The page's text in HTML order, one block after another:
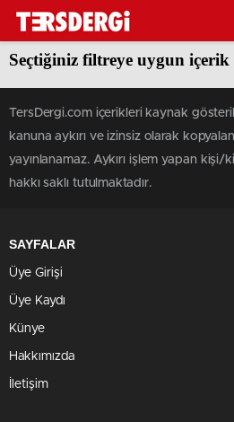
Seçtiğiniz filtreye uygun içerik
TersDergi.com içerikleri kaynak
kanuna aykırı ve izinsiz olarak
yayınlanamaz. Aykırı işlem yapan kişi/
hakkı saklı tutulmaktadır.
SAYFALAR
Üye Girişi
Üye Kaydı
Künye
Hakkımızda
İletişim